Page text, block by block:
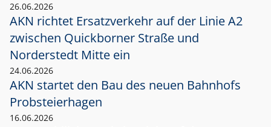
26.06.2026
AKN richtet Ersatzverkehr auf der Linie A2
zwischen Quickborner Straße und
Norderstedt Mitte ein
24.06.2026
AKN startet den Bau des neuen Bahnhofs
Probsteierhagen
16.06.2026